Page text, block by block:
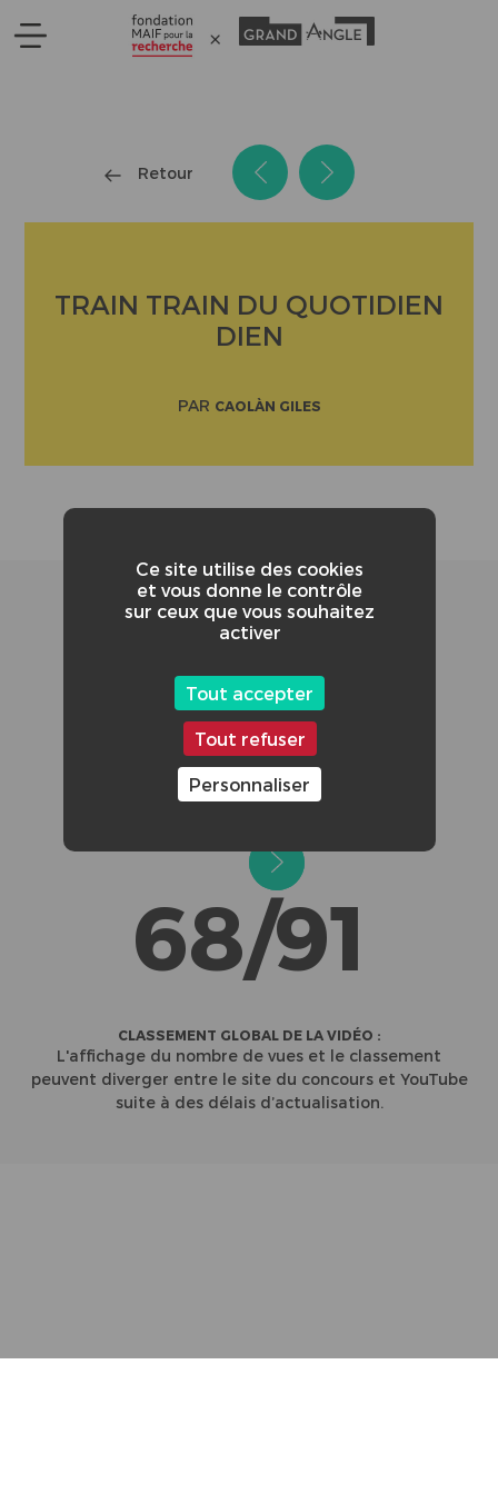
Retour
TRAIN TRAIN DU QUOTIDIEN
DIEN
PAR CAOLÀN GILES
CRÉDITS ADDITIONNELS :
HUGO GUINARD (trottinette)
68/91
CLASSEMENT GLOBAL DE LA VIDÉO :
L'affichage du nombre de vues et le classement
peuvent diverger entre le site du concours et YouTube
suite à des délais d’actualisation.
Ce site utilise des cookies
et vous donne le contrôle
sur ceux que vous souhaitez
activer
Tout accepter
Tout refuser
Personnaliser